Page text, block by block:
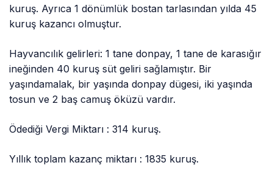
kuruş. Ayrıca 1 dönümlük bostan tarlasından yılda 45
kuruş kazancı olmuştur.
Hayvancılık gelirleri: 1 tane donpay, 1 tane de karasığır
ineğinden 40 kuruş süt geliri sağlamıştır. Bir
yaşındamalak, bir yaşında donpay dügesi, iki yaşında
tosun ve 2 baş camuş öküzü vardır.
Ödediği Vergi Miktarı : 314 kuruş.
Yıllık toplam kazanç miktarı : 1835 kuruş.